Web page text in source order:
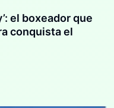
el boxeador que
conquista el